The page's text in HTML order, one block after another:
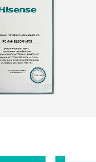
от 2550 ₽
от 1900 ₽